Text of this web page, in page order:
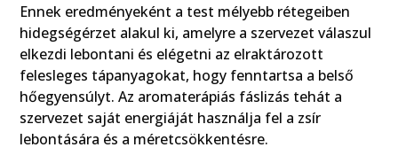
Ennek eredményeként a test mélyebb rétegeiben
hidegségérzet alakul ki, amelyre a szervezet válaszul
elkezdi lebontani és elégetni az elraktározott
felesleges tápanyagokat, hogy fenntartsa a belső
hőegyensúlyt. Az aromaterápiás fáslizás tehát a
szervezet saját energiáját használja fel a zsír
lebontására és a méretcsökkentésre.